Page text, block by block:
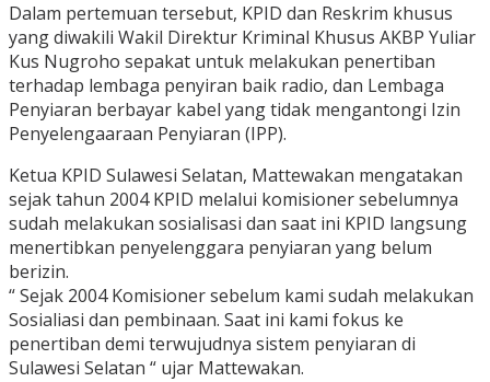
Dalam pertemuan tersebut, KPID dan Reskrim khusus
yang diwakili Wakil Direktur Kriminal Khusus AKBP Yuliar
Kus Nugroho sepakat untuk melakukan penertiban
terhadap lembaga penyiran baik radio, dan Lembaga
Penyiaran berbayar kabel yang tidak mengantongi Izin
Penyelengaaraan Penyiaran (IPP).
Ketua KPID Sulawesi Selatan, Mattewakan mengatakan
sejak tahun 2004 KPID melalui komisioner sebelumnya
sudah melakukan sosialisasi dan saat ini KPID langsung
menertibkan penyelenggara penyiaran yang belum
berizin.
“ Sejak 2004 Komisioner sebelum kami sudah melakukan
Sosialiasi dan pembinaan. Saat ini kami fokus ke
penertiban demi terwujudnya sistem penyiaran di
Sulawesi Selatan “ ujar Mattewakan.